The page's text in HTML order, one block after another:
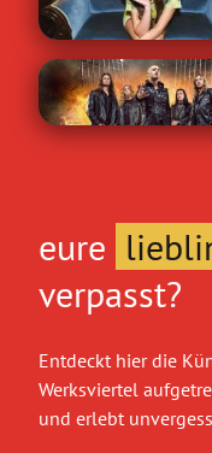
r
s
e
n
u
i
n
a
C
b
Nina Chuba
B
e
a
i
n
l
a
Beast in
eure
verpasst?
Entdeckt hier die
Werksviertel
und erlebt